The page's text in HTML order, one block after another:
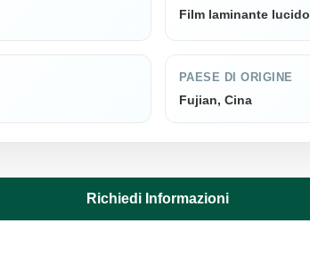
Film laminante lucido
PAESE DI ORIGINE
Fujian, Cina
Richiedi Informazioni